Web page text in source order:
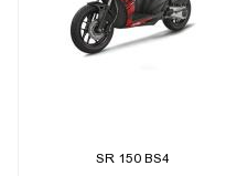
SR 150 BS4